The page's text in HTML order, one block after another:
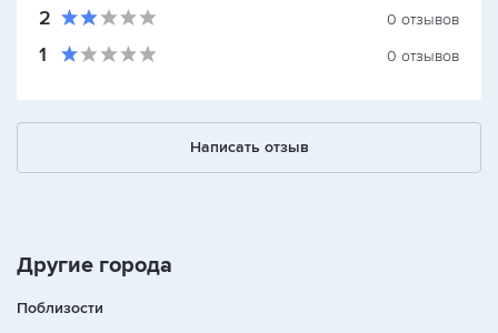
2 0 отзывов
1 0 отзывов
Написать отзыв
Другие города
Поблизости